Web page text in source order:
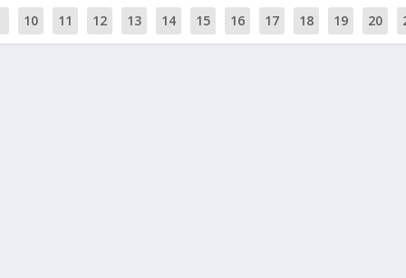
10 11 12 13 14 15 16 17 18 19 20